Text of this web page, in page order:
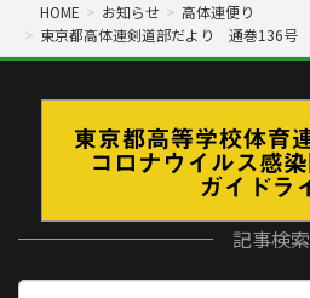
HOME お知らせ
高体連便り
東京都高体連剣道部だより 通巻136号
記事検索